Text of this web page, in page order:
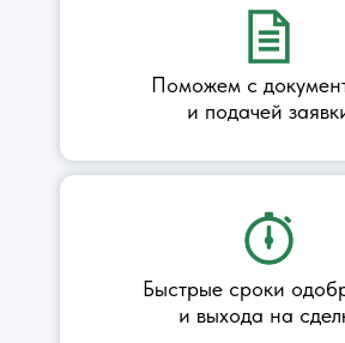
Поможем с
и подачей
Быстрые сроки
и выхода на